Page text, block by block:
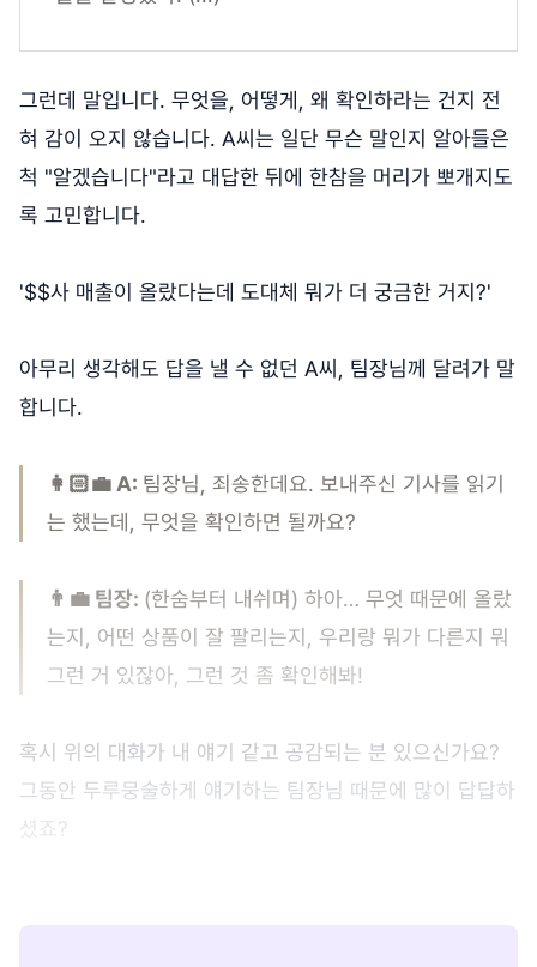
그런데 말입니다. 무엇을, 어떻게, 왜 확인하라는 건지 전
혀 감이 오지 않습니다. A씨는 일단 무슨 말인지 알아들은
척 "알겠습니다"라고 대답한 뒤에 한참을 머리가 뽀개지도
록 고민합니다.
'$$사 매출이 올랐다는데 도대체 뭐가 더 궁금한 거지?'
아무리 생각해도 답을 낼 수 없던 A씨, 팀장님께 달려가 말
합니다.
👩🏻‍💼 A: 팀장님, 죄송한데요. 보내주신 기사를 읽기
는 했는데, 무엇을 확인하면 될까요?
👨‍💼 팀장: (한숨부터 내쉬며) 하아… 무엇 때문에 올랐
는지, 어떤 상품이 잘 팔리는지, 우리랑 뭐가 다른지 뭐
그런 거 있잖아, 그런 것 좀 확인해봐!
혹시 위의 대화가 내 얘기 같고 공감되는 분 있으신가요?
그동안 두루뭉술하게 얘기하는 팀장님 때문에 많이 답답하
셨죠?